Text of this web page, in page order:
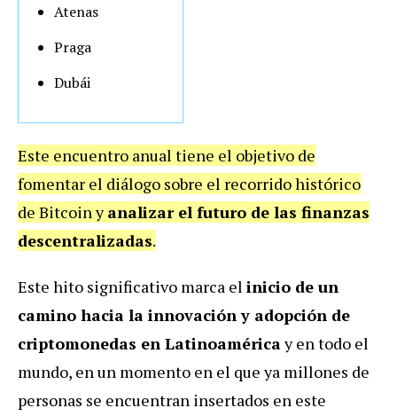
Atenas
Praga
Dubái
Este encuentro anual tiene el objetivo de
fomentar el diálogo sobre el recorrido histórico
de Bitcoin yanalizar el futuro de las finanzas
descentralizadas.
Este hito significativo marca el inicio de un
camino hacia la innovación y adopción de
criptomonedas en Latinoaméricay en todo el
mundo, en un momento en el que ya millones de
personas se encuentran insertados en este